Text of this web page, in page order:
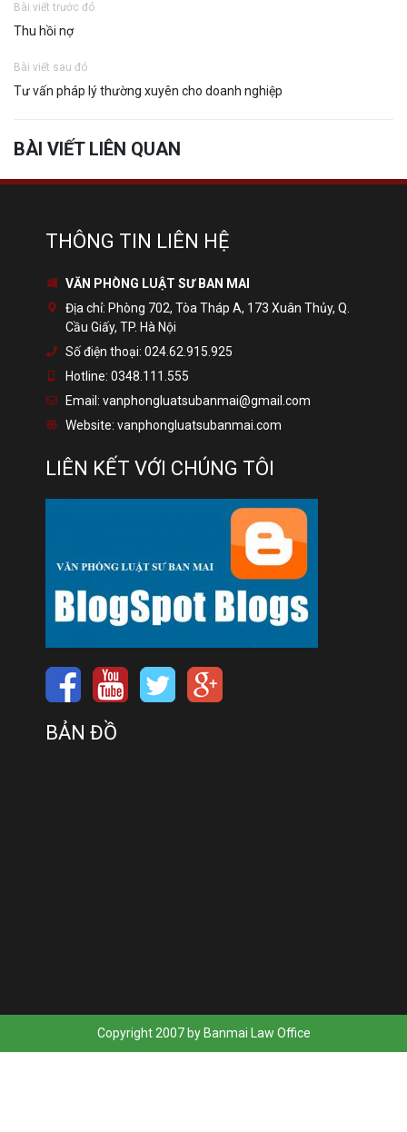
Bài viết trước đó
Thu hồi nợ
Bài viết sau đó
Tư vấn pháp lý thường xuyên cho doanh nghiệp
BÀI VIẾT LIÊN QUAN
THÔNG TIN LIÊN HỆ
VĂN PHÒNG LUẬT SƯ BAN MAI
Địa chỉ: Phòng 702, Tòa Tháp A, 173 Xuân Thủy, Q.
Cầu Giấy, TP. Hà Nội
Số điện thoại: 024.62.915.925
Hotline: 0348.111.555
Email: vanphongluatsubanmai@gmail.com
Website: vanphongluatsubanmai.com
LIÊN KẾT VỚI CHÚNG TÔI
BẢN ĐỒ
Copyright 2007 by Banmai Law Office